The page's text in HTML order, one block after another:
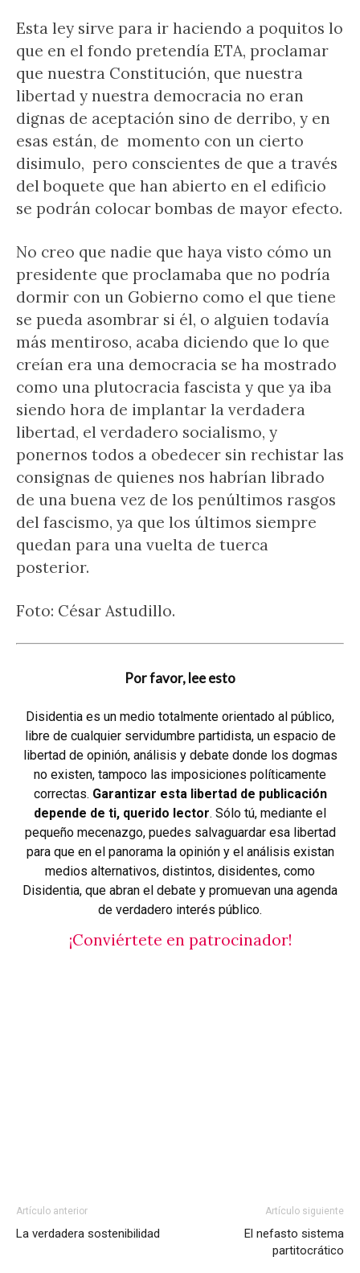
Esta ley sirve para ir haciendo a poquitos lo
que en el fondo pretendía ETA, proclamar
que nuestra Constitución, que nuestra
libertad y nuestra democracia no eran
dignas de aceptación sino de derribo, y en
esas están, de momento con un cierto
disimulo, pero conscientes de que a través
del boquete que han abierto en el edificio
se podrán colocar bombas de mayor efecto.
No creo que nadie que haya visto cómo un
presidente que proclamaba que no podría
dormir con un Gobierno como el que tiene
se pueda asombrar si él, o alguien todavía
más mentiroso, acaba diciendo que lo que
creían era una democracia se ha mostrado
como una plutocracia fascista y que ya iba
siendo hora de implantar la verdadera
libertad, el verdadero socialismo, y
ponernos todos a obedecer sin rechistar las
consignas de quienes nos habrían librado
de una buena vez de los penúltimos rasgos
del fascismo, ya que los últimos siempre
quedan para una vuelta de tuerca
posterior.
Foto: César Astudillo.
Por favor, lee esto
Disidentia es un medio totalmente orientado al público,
libre de cualquier servidumbre partidista, un espacio de
libertad de opinión, análisis y debate donde los dogmas
no existen, tampoco las imposiciones políticamente
correctas. Garantizar esta libertad de publicación
depende de ti, querido lector. Sólo tú, mediante el
pequeño mecenazgo, puedes salvaguardar esa libertad
para que en el panorama la opinión y el análisis existan
medios alternativos, distintos, disidentes, como
Disidentia, que abran el debate y promuevan una agenda
de verdadero interés público.
¡Conviértete en patrocinador!
Artículo anterior
La verdadera sostenibilidad
Artículo siguiente
El nefasto sistema
partitocrático